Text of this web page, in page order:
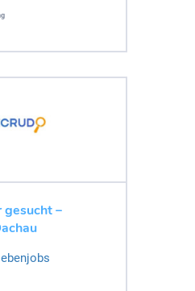
gesucht –